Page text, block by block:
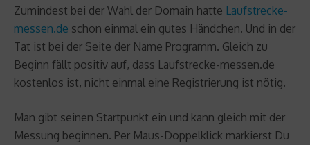
Zumindest bei der Wahl der Domain hatte Laufstrecke-
messen.de schon einmal ein gutes Händchen. Und in der
Tat ist bei der Seite der Name Programm. Gleich zu
Beginn fällt positiv auf, dass Laufstrecke-messen.de
kostenlos ist, nicht einmal eine Registrierung ist nötig.
Man gibt seinen Startpunkt ein und kann gleich mit der
Messung beginnen. Per Maus-Doppelklick markierst Du